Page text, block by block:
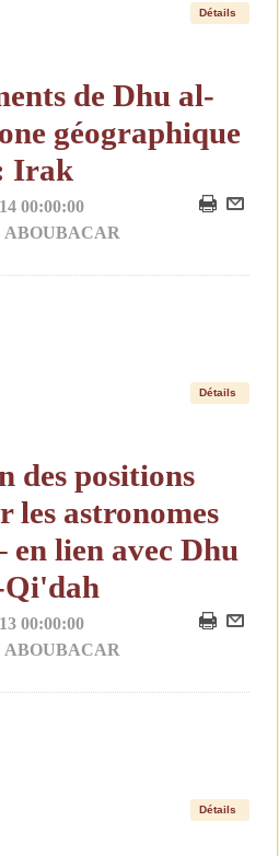
Détails
de Dhu al-
géographique
Irak
00:00:00
ABOUBACAR
Détails
des positions
les astronomes
en lien avec Dhu
00:00:00
ABOUBACAR
Détails